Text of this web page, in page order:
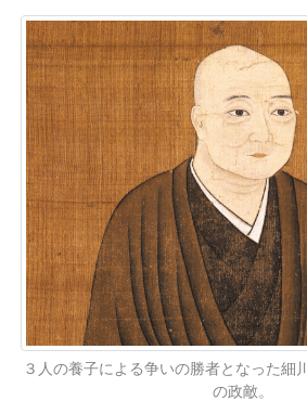
３人の養子による争いの勝者となった細
の政敵。